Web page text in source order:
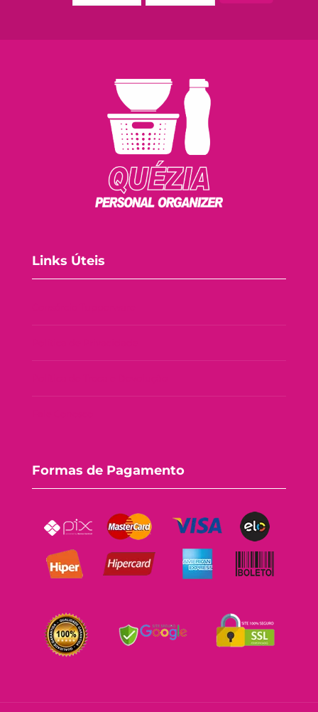
Links Úteis
Formas de Pagamento